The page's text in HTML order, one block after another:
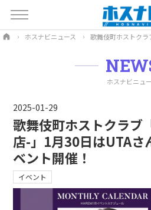
ホスナビニュース 歌舞伎町ホストクラ
ホスナビニュ
2025-01-29
歌舞伎町ホストクラブ
店-」1月30日はUTAさ
ベント開催！
イベント